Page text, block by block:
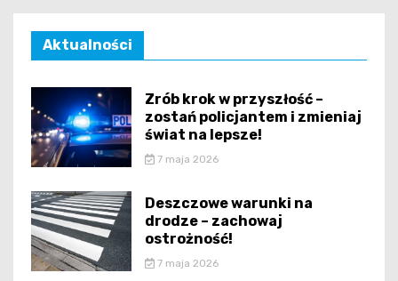
Aktualności
Zrób krok w przyszłość –
zostań policjantem i zmieniaj
świat na lepsze!
7 maja 2026
Deszczowe warunki na
drodze – zachowaj
ostrożność!
7 maja 2026